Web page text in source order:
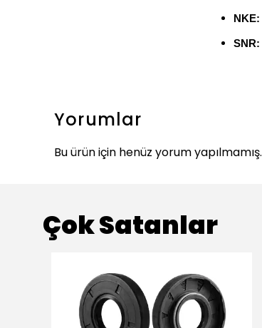
NKE:
SNR:
Yorumlar
Bu ürün için henüz yorum yapılmamış.
Çok Satanlar